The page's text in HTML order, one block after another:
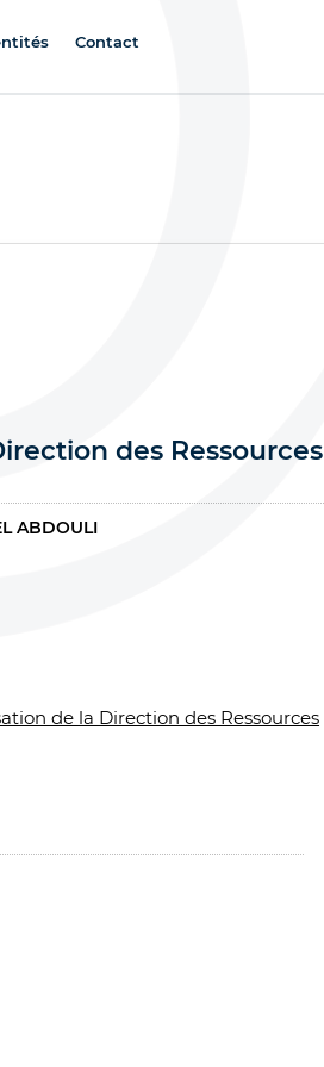
Contact
des Ressources
ABDOULI
de la Direction des Ressources